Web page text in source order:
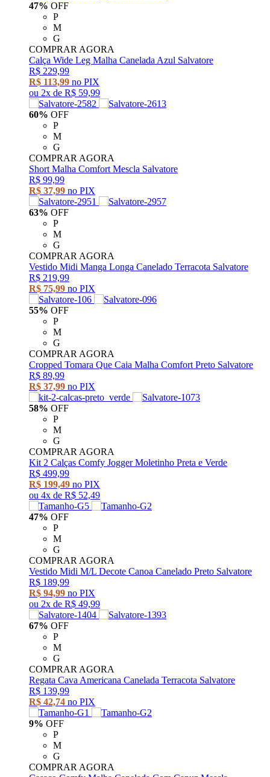
47% OFF
P
M
G
COMPRAR AGORA
Calça Wide Leg Malha Canelada Azul Salvatore
R$ 229,99
R$ 113,99 no PIX
ou 2x de R$ 59,99
60% OFF
P
M
G
COMPRAR AGORA
Short Malha Comfort Mescla Salvatore
R$ 99,99
R$ 37,99 no PIX
63% OFF
P
M
G
COMPRAR AGORA
Vestido Midi Manga Longa Canelado Terracota Salvatore
R$ 219,99
R$ 75,99 no PIX
55% OFF
P
M
G
COMPRAR AGORA
Cropped Tomara Que Caia Malha Comfort Preto Salvatore
R$ 89,99
R$ 37,99 no PIX
58% OFF
P
M
G
COMPRAR AGORA
Kit 2 Calças Comfy Jogger Moletinho Preta e Verde
R$ 499,99
R$ 199,49 no PIX
ou 4x de R$ 52,49
47% OFF
P
M
G
COMPRAR AGORA
Vestido Midi M/L Decote Canoa Canelado Preto Salvatore
R$ 189,99
R$ 94,99 no PIX
ou 2x de R$ 49,99
67% OFF
P
M
G
COMPRAR AGORA
Regata Cava Americana Canelada Terracota Salvatore
R$ 139,99
R$ 42,74 no PIX
9% OFF
P
M
G
COMPRAR AGORA